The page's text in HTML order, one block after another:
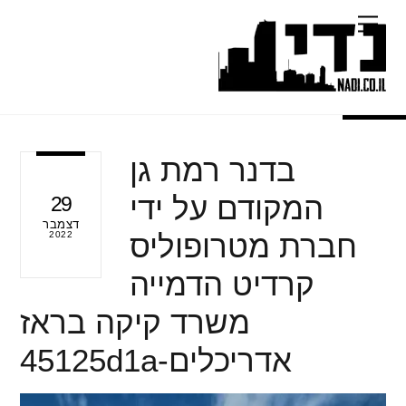
content
Menu
29
דצמבר
2022
בדנר רמת גן
המקודם על ידי
חברת מטרופוליס
קרדיט הדמייה
משרד קיקה בראז
אדריכלים-45125d1a